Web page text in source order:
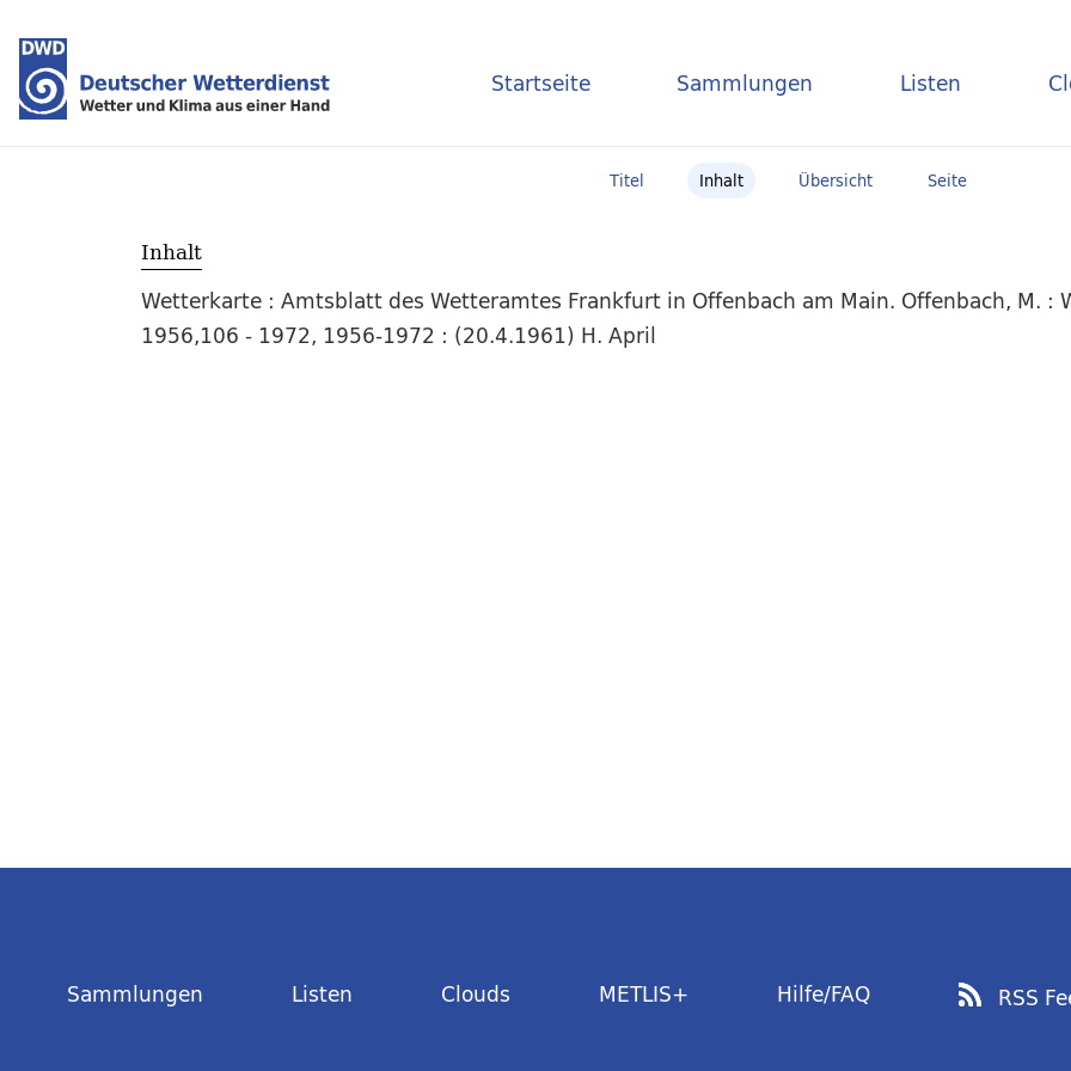
Startseite Sammlungen Listen
Titel Inhalt Übersicht Seite
Inhalt
Wetterkarte : Amtsblatt des Wetteramtes Frankfurt in Offenbach am Main. Offenbach, M. :
1956,106 - 1972, 1956-1972 : (20.4.1961) H. April
Sammlungen Listen Clouds METLIS+ Hilfe/FAQ RSS